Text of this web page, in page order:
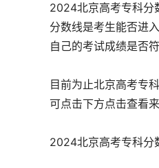
2024北京高考专科分
分数线是考生能否进
自己的考试成绩是否
目前为止北京高考专
可点击下方点击查看
2024北京高考专科分